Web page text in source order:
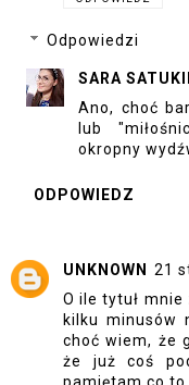
Odpowiedzi
SARA
Ano, choć
lub
okropny
ODPOWIEDZ
UNKNOWN
21
O ile tytuł
kilku minusów
choć wiem, że
że już coś
pamiętam co to